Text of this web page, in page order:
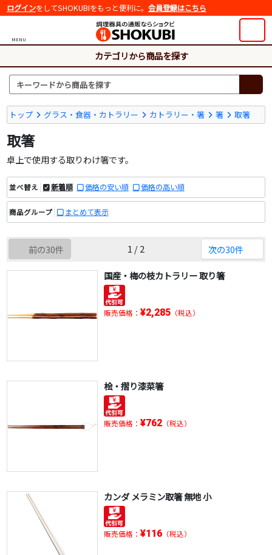
ログインをしてSHOKUBIをもっと便利に。 会員登録はこちら
MENU
カテゴリから商品を探す
トップ グラス・食器・カトラリー カトラリー・箸 箸 取箸
取箸
卓上で使用する取りわけ箸です。
並べ替え 新着順 価格の安い順 価格の高い順
商品グループ まとめて表示
前の30件 1 / 2 次の30件
国産・梅の枝カトラリー 取り箸
販売価格： ¥2,285（税込）
桧・摺り漆菜箸
販売価格： ¥762（税込）
カンダ メラミン取箸 無地 小
販売価格： ¥116（税込）